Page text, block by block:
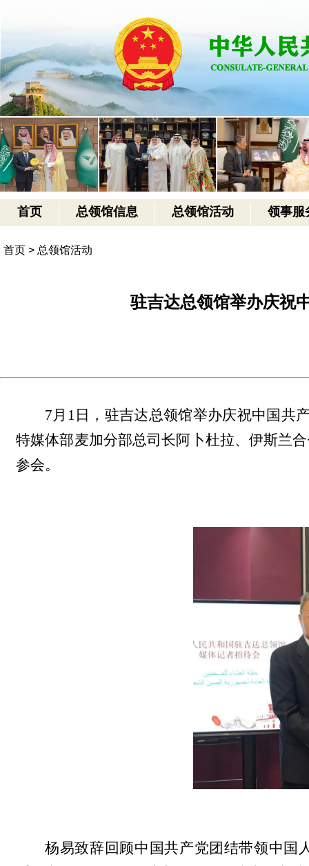
首页 总领馆信息 总领馆活动 领事服
首页 > 总领馆活动
驻吉达总领馆举办庆祝
7月1日，驻吉达总领馆举办庆祝中国共
特媒体部麦加分部总司长阿卜杜拉、伊斯兰
参会。
杨易致辞回顾中国共产党团结带领中国